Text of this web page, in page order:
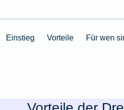
Einstieg Vorteile Für wen